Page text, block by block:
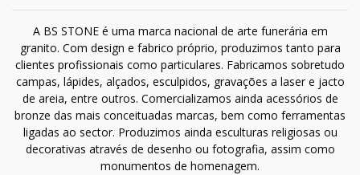
A BS STONE é uma marca nacional de arte funerária em
granito. Com design e fabrico próprio, produzimos tanto para
clientes profissionais como particulares. Fabricamos sobretudo
campas, lápides, alçados, esculpidos, gravações a laser e jacto
de areia, entre outros. Comercializamos ainda acessórios de
bronze das mais conceituadas marcas, bem como ferramentas
ligadas ao sector. Produzimos ainda esculturas religiosas ou
decorativas através de desenho ou fotografia, assim como
monumentos de homenagem.